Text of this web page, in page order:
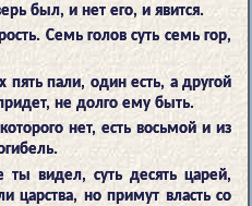
был, и нет его, и явится.
Семь голов суть семь гор,
пять пали, один есть, а другой
не долго ему быть.
нет, есть восьмой и из
ты видел, суть десять царей,
царства, но примут власть со